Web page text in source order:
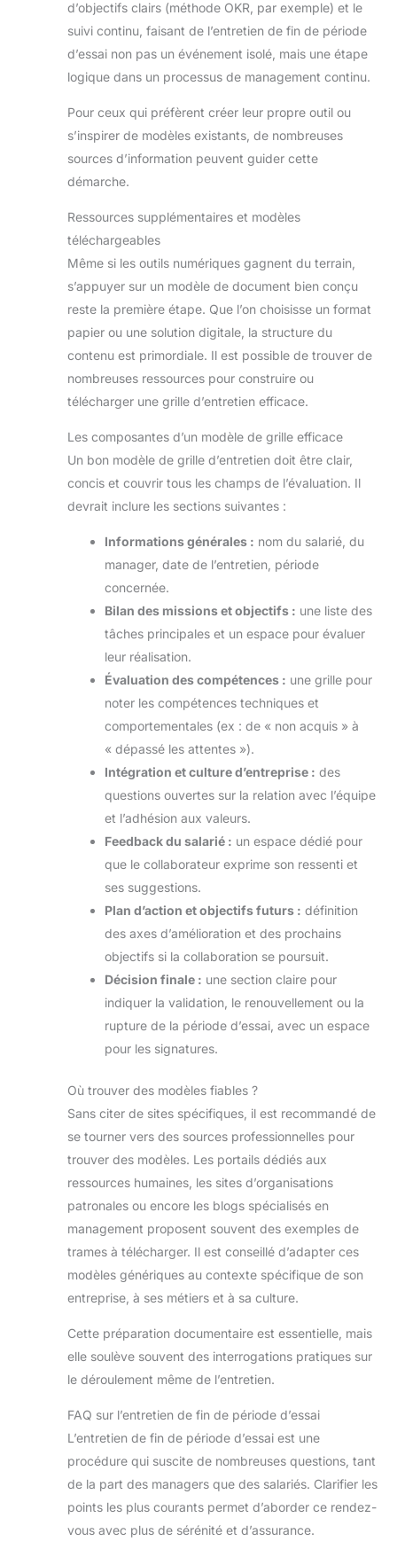
télécharger toutes les
applications dont vous
avez besoin, telles que
Netflix, Facebook, Twitter,
pouces et batterie longue
Android est équipée d'un
écran IPS haute résolution
de 1280 x 800 pixels,
format lumineux pour une
expérience visuelle plus
réaliste avec des images
lumineuses. Elle est livrée
d'écran à 3 couches qui
empêche les rayures sur
l'écran. Cette tablette
Android de 10 pouces est
également équipée d'une
batterie de 5 000 mAh qui
d'autonomie sur une seule
charge. Vous pouvez
également utiliser le port
Type-C pour connecter
Vous pouvez ainsi
en déplacement.
cadeau idéal】Cette
design léger et fin, vous
permet de profiter sans
effort de livres
d'émissions de télévision
voyages ou de vos
professionnels. Nous
offrons une garantie d'un
Android. Si vous
de qualité, veuillez nous
contacter en joignant vos
documents d'achat
Amazon et nous ferons
tout notre possible pour
garantir votre satisfaction.
télécharger toutes les
applications dont vous
avez besoin, telles que
Netflix, Facebook, Twitter,
【Écran IPS 10,1
pouces et batterie longue
Android est équipée d'un
écran IPS haute résolution
de 1280 x 800 pixels,
format lumineux pour une
lumineuses. Elle est livrée
empêche les rayures sur
l'écran. Cette tablette
Android de 10 pouces est
également équipée d'une
batterie de 5 000 mAh qui
d'autonomie sur une seule
charge. Vous pouvez
également utiliser le port
Type-C pour connecter
Vous pouvez ainsi
en déplacement.
cadeau idéal】Cette
design léger et fin, vous
permet de profiter sans
effort de livres
d'émissions de télévision
voyages ou de vos
offrons une garantie d'un
Android. Si vous
contacter en joignant vos
documents d'achat
Amazon et nous ferons
tout notre possible pour
garantir votre satisfaction.
d’objectifs clairs (méthode OKR, par exemple) et le
suivi continu, faisant de l’entretien de fin de période
d’essai non pas un événement isolé, mais une étape
logique dans un processus de management continu.
Pour ceux qui préfèrent créer leur propre outil ou
s’inspirer de modèles existants, de nombreuses
sources d’information peuvent guider cette
démarche.
Ressources supplémentaires et modèles
téléchargeables
Même si les outils numériques gagnent du terrain,
s’appuyer sur un modèle de document bien conçu
reste la première étape. Que l’on choisisse un format
papier ou une solution digitale, la structure du
contenu est primordiale. Il est possible de trouver de
nombreuses ressources pour construire ou
télécharger une grille d’entretien efficace.
Les composantes d’un modèle de grille efficace
Un bon modèle de grille d’entretien doit être clair,
concis et couvrir tous les champs de l’évaluation. Il
devrait inclure les sections suivantes :
Informations générales : nom du salarié, du
manager, date de l’entretien, période
concernée.
Bilan des missions et objectifs : une liste des
tâches principales et un espace pour évaluer
leur réalisation.
Évaluation des compétences : une grille pour
noter les compétences techniques et
comportementales (ex : de « non acquis » à
« dépassé les attentes »).
Intégration et culture d’entreprise : des
questions ouvertes sur la relation avec l’équipe
et l’adhésion aux valeurs.
Feedback du salarié : un espace dédié pour
que le collaborateur exprime son ressenti et
ses suggestions.
Plan d’action et objectifs futurs : définition
des axes d’amélioration et des prochains
objectifs si la collaboration se poursuit.
Décision finale : une section claire pour
indiquer la validation, le renouvellement ou la
rupture de la période d’essai, avec un espace
pour les signatures.
Où trouver des modèles fiables ?
Sans citer de sites spécifiques, il est recommandé de
se tourner vers des sources professionnelles pour
trouver des modèles. Les portails dédiés aux
ressources humaines, les sites d’organisations
patronales ou encore les blogs spécialisés en
management proposent souvent des exemples de
trames à télécharger. Il est conseillé d’adapter ces
modèles génériques au contexte spécifique de son
entreprise, à ses métiers et à sa culture.
Cette préparation documentaire est essentielle, mais
elle soulève souvent des interrogations pratiques sur
le déroulement même de l’entretien.
FAQ sur l’entretien de fin de période d’essai
L’entretien de fin de période d’essai est une
procédure qui suscite de nombreuses questions, tant
de la part des managers que des salariés. Clarifier les
points les plus courants permet d’aborder ce rendez-
vous avec plus de sérénité et d’assurance.